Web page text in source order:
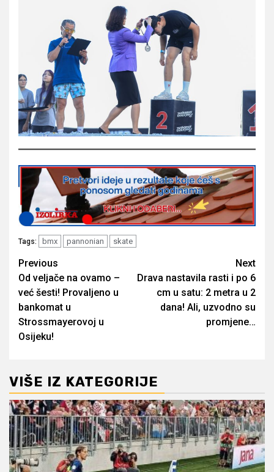
Tags: bmx pannonian skate
Post
navigation
Previous
Od veljače na ovamo –
već šesti! Provaljeno u
bankomat u
Strossmayerovoj u
Osijeku!
Next
Drava nastavila rasti i po 6
cm u satu: 2 metra u 2
dana! Ali, uzvodno su
promjene…
VIŠE IZ KATEGORIJE